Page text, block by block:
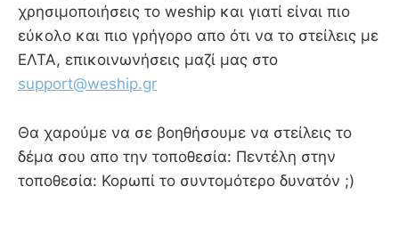
χρησιμοποιήσεις το weship και γιατί είναι πιο
εύκολο και πιο γρήγορο απο ότι να το στείλεις με
ΕΛΤΑ, επικοινωνήσεις μαζί μας στο
support@weship.gr
Θα χαρούμε να σε βοηθήσουμε να στείλεις το
δέμα σου απο την τοποθεσία: Πεντέλη στην
τοποθεσία: Κορωπί το συντομότερο δυνατόν ;)